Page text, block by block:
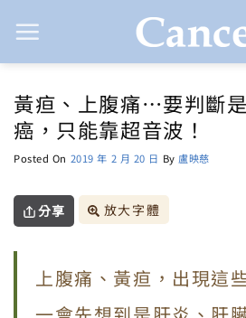
to
黃疸、上腹痛⋯要判斷
癌，只能靠超音波！
Posted On 2019 年 2 月 20 日 By 盧映慈
分享 放大字體
上腹痛、黃疸，出現這